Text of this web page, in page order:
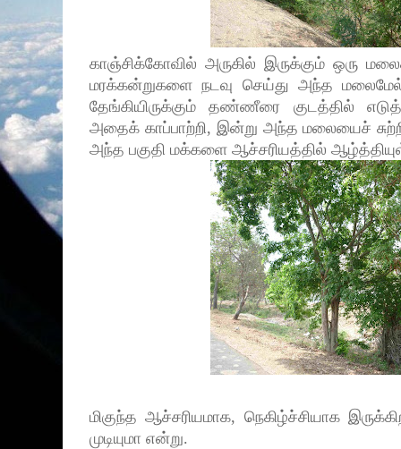
காஞ்சிக்கோவில் அருகில் இருக்கும் ஒரு
மரக்கன்றுகளை நடவு செய்து அந்த
தேங்கியிருக்கும் தண்ணீரை குடத்தில்
அதைக் காப்பாற்றி, இன்று அந்த மலையைச்
அந்த பகுதி மக்களை ஆச்சரியத்தில்
மிகுந்த ஆச்சரியமாக, நெகிழ்ச்சியாக
முடியுமா என்று.